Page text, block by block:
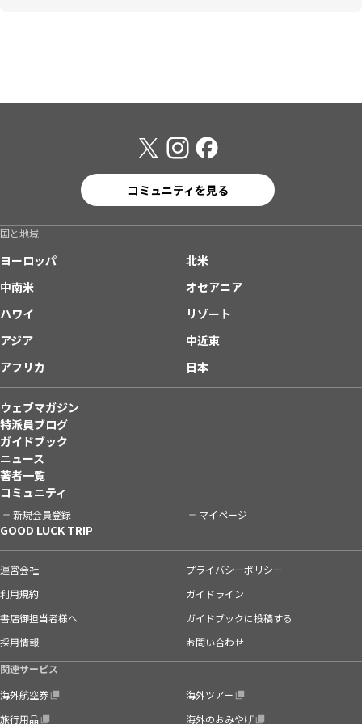
コミュニティを見る
国と地域
ヨーロッパ
北米
中南米
オセアニア
ハワイ
リゾート
アジア
中近東
アフリカ
日本
ウェブマガジン
特派員ブログ
ガイドブック
ニュース
著者一覧
コミュニティ
新規会員登録 マイページ
GOOD LUCK TRIP
運営会社
プライバシーポリシー
利用規約
ガイドライン
書店御担当者様へ
ガイドブックに投稿する
採用情報
お問い合わせ
関連サービス
海外航空券
海外ツアー
旅行用品
海外のおみやげ